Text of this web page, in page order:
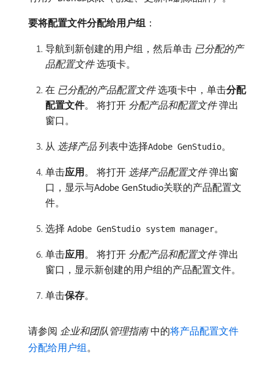
要将配置文件分配给用户组 ：
导航到新创建的用户组，然后单击​ 已分配的产
品配置文件​选项卡。
在​ 已分配的产品配置文件​选项卡中，单击​分配
配置文件。 将打开​ 分配产品和配置文件​弹出
窗口。
从​ 选择产品 ​列表中选择Adobe GenStudio。
单击​应用 。 将打开​ 选择产品配置文件​弹出窗
口，显示与Adobe GenStudio关联的产品配置文
件。
选择 Adobe GenStudio system manager。
单击​应用 。 将打开​ 分配产品和配置文件​弹出
窗口，显示新创建的用户组的产品配置文件。
单击​保存。
请参阅​ 企业和团队管理指南​中的将产品配置文件
分配给用户组。